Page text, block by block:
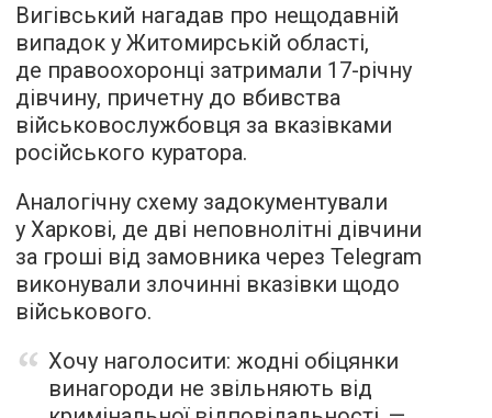
Вигівський нагадав про нещодавній
випадок у Житомирській області,
де правоохоронці затримали 17-річну
дівчину, причетну до вбивства
військовослужбовця за вказівками
російського куратора.
Аналогічну схему задокументували
у Харкові, де дві неповнолітні дівчини
за гроші від замовника через Telegram
виконували злочинні вказівки щодо
військового.
Хочу наголосити: жодні обіцянки
винагороди не звільняють від